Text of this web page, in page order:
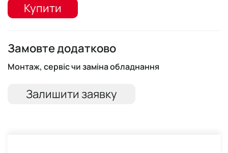
Купити
Замовте додатково
Монтаж, сервіс чи заміна обладнання
Залишити заявку